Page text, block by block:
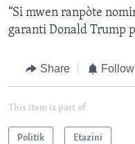
“Si mwen ranpòte
garanti Donald Trump
Share
This item is part of
Politik Etazini